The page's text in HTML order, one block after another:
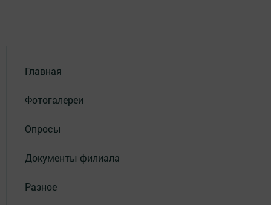
Главная
Фотогалереи
Опросы
Документы филиала
Разное